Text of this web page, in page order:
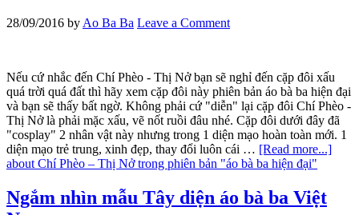
28/09/2016 by Ao Ba Ba Leave a Comment
Nếu cứ nhắc đến Chí Phèo - Thị Nở bạn sẽ nghỉ đến cặp đôi xấu
quá trời quá đất thì hãy xem cặp đôi này phiên bản áo bà ba hiện đại
và bạn sẽ thấy bất ngờ. Không phải cứ "diễn" lại cặp đôi Chí Phèo -
Thị Nở là phải mặc xấu, vẽ nốt ruồi đâu nhé. Cặp đôi dưới đây đã
"cosplay" 2 nhân vật này nhưng trong 1 diện mạo hoàn toàn mới. 1
diện mạo trẻ trung, xinh đẹp, thay đổi luôn cái … [Read more...]
about Chí Phèo – Thị Nở trong phiên bản "áo bà ba hiện đại"
Ngắm nhìn mẫu Tây diện áo bà ba Việt